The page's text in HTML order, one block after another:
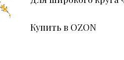
Купить в OZON